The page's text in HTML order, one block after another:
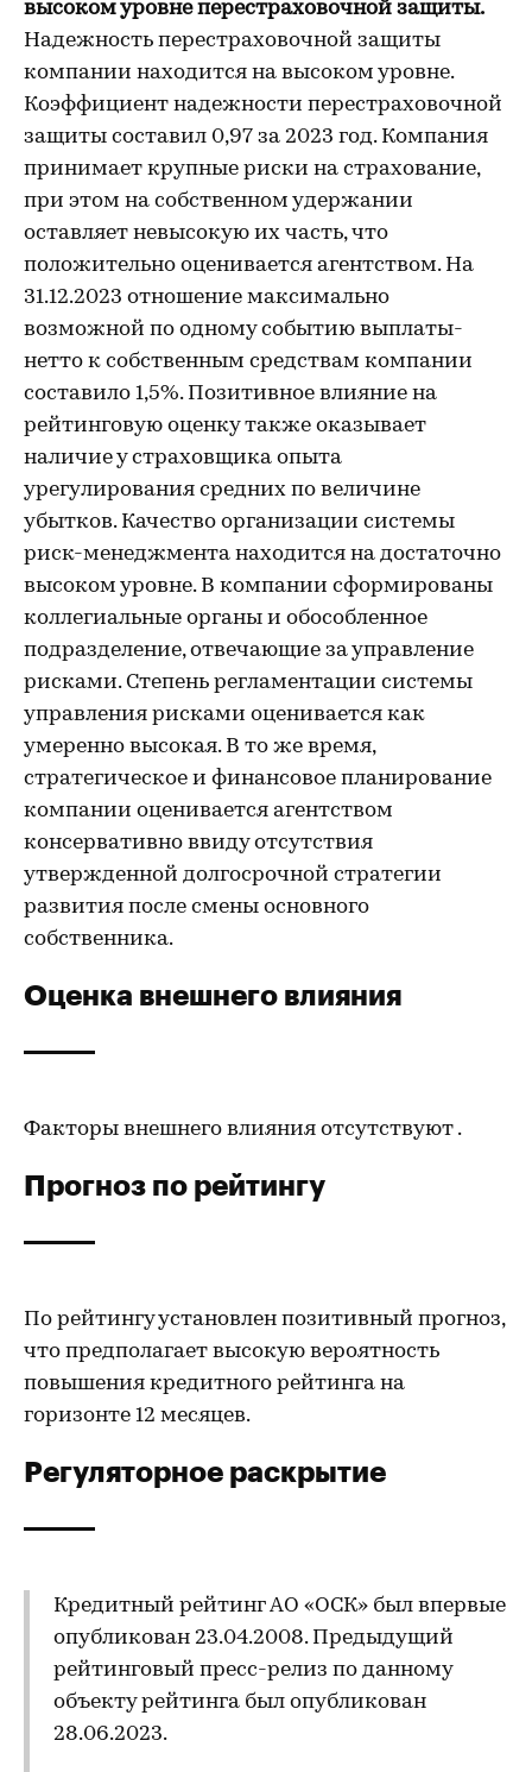
высоком уровне перестраховочной защиты.
Надежность перестраховочной защиты
компании находится на высоком уровне.
Коэффициент надежности перестраховочной
защиты составил 0,97 за 2023 год. Компания
принимает крупные риски на страхование,
при этом на собственном удержании
оставляет невысокую их часть, что
положительно оценивается агентством. На
31.12.2023 отношение максимально
возможной по одному событию выплаты-
нетто к собственным средствам компании
составило 1,5%. Позитивное влияние на
рейтинговую оценку также оказывает
наличие у страховщика опыта
урегулирования средних по величине
убытков. Качество организации системы
риск-менеджмента находится на достаточно
высоком уровне. В компании сформированы
коллегиальные органы и обособленное
подразделение, отвечающие за управление
рисками. Степень регламентации системы
управления рисками оценивается как
умеренно высокая. В то же время,
стратегическое и финансовое планирование
компании оценивается агентством
консервативно ввиду отсутствия
утвержденной долгосрочной стратегии
развития после смены основного
собственника.
Оценка внешнего влияния
Факторы внешнего влияния отсутствуют .
Прогноз по рейтингу
По рейтингу установлен позитивный прогноз,
что предполагает высокую вероятность
повышения кредитного рейтинга на
горизонте 12 месяцев.
Регуляторное раскрытие
Кредитный рейтинг АО «ОСК» был впервые
опубликован 23.04.2008. Предыдущий
рейтинговый пресс-релиз по данному
объекту рейтинга был опубликован
28.06.2023.